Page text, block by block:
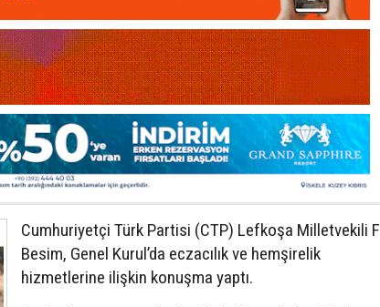
Cumhuriyetçi Türk Partisi (CTP) Lefkoşa Milletvekili
Besim, Genel Kurul’da eczacılık ve hemşirelik
hizmetlerine ilişkin konuşma yaptı.